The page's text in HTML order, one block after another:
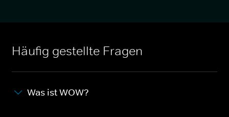
Häufig gestellte Fragen
Was ist WOW?